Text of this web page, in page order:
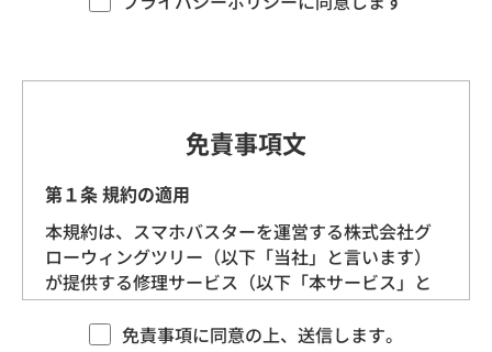
す。）を定めます。
第1条（プライバシー情報）
人情報保護法にいう「個人情報」を指すものと
し、生存する個人に関する情報であって、当該
号、連絡先その他の記述等により特定の個人を
識別できる情報を指します。
プライバシー情報のうち「履歴情報および特性
情報」とは、上記に定める「個人情報」以外の
免責事項文
第１条 規約の適用
本規約は、スマホバスターを運営する株式会社グ
ローウィングツリー（以下「当社」と言います）
が提供する修理サービス（以下「本サービス」と
言います）に適用される基本的な条件を定めるも
のです。 当社は、本規約に沿ってお客様に本サー
免責事項に同意の上、送信します。